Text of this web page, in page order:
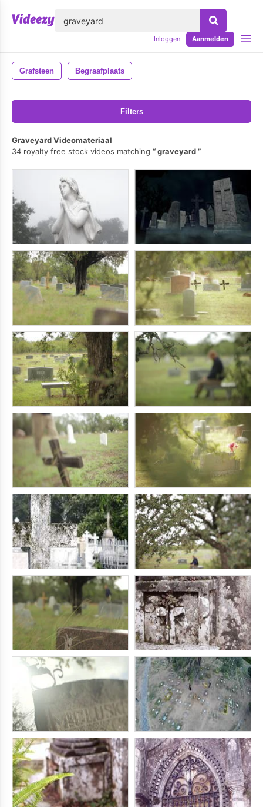
Inloggen Aanmelden
Grafsteen Begraafplaats
Filters
Graveyard Videomateriaal
34 royalty free stock videos matching
graveyard